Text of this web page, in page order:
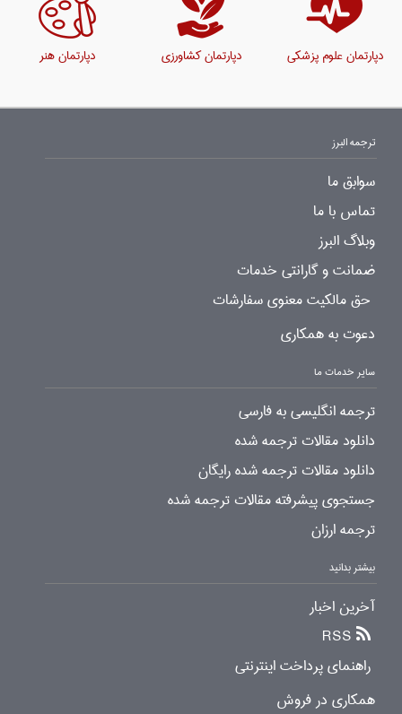
دپارتمان علوم پزشکی دپارتمان کشاورزی دپارتمان هنر
ترجمه البرز
سوابق ما
تماس با ما
وبلاگ البرز
ضمانت و گارانتی خدمات
حق مالکیت معنوی سفارشات
دعوت به همکاری
سایر خدمات ما
ترجمه انگلیسی به فارسی
دانلود مقالات ترجمه شده
دانلود مقالات ترجمه شده رایگان
جستجوی پیشرفته مقالات ترجمه شده
ترجمه ارزان
بیشتر بدانید
آخرین اخبار
RSS
راهنمای پرداخت اینترنتی
همکاری در فروش